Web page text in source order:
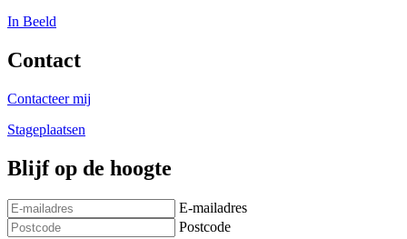
In Beeld
Contact
Contacteer mij
Stageplaatsen
Blijf op de hoogte
E-mailadres
Postcode